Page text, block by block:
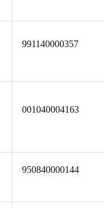
991140000357
001040004163
950840000144